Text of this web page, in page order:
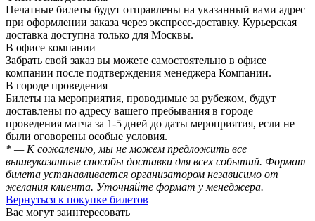
Печатные билеты будут отправлены на указанный вами адрес
при оформлении заказа через экспресс-доставку. Курьерская
доставка доступна только для Москвы.
В офисе компании
Забрать свой заказ вы можете самостоятельно в офисе
компании после подтверждения менеджера Компании.
В городе проведения
Билеты на мероприятия, проводимые за рубежом, будут
доставлены по адресу вашего пребывания в городе
проведения матча за 1-5 дней до даты мероприятия, если не
были оговорены особые условия.
* — К сожалению, мы не можем предложить все
вышеуказанные способы доставки для всех событий. Формат
билета устанавливается организатором независимо от
желания клиента. Уточняйте формат у менеджера.
Вернуться к покупке билетов
Вас могут заинтересовать